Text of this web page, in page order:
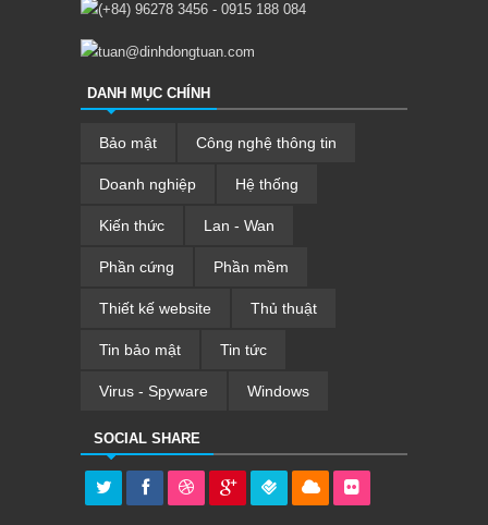
(+84) 96278 3456 - 0915 188 084
tuan@dinhdongtuan.com
DANH MỤC CHÍNH
Bảo mật Công nghệ thông tin
Doanh nghiệp Hệ thống
Kiến thức Lan - Wan
Phần cứng Phần mềm
Thiết kế website Thủ thuật
Tin bảo mật Tin tức
Virus - Spyware Windows
SOCIAL SHARE